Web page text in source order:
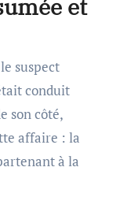
et
suspect
conduit
son côté,
affaire : la
à la